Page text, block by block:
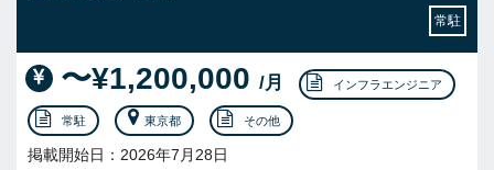
常駐
〜¥1,200,000 /月 インフラエンジニア
常駐 東京都 その他
掲載開始日：2026年7月28日